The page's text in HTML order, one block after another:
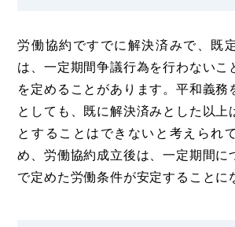
労働協約ですでに解決済みで、既
は、一定期間争議行為を行わないこ
を定めることがあります。平和義務
としても、既に解決済みとした以上
とすることはできないと考えられ
め、労働協約成立後は、一定期間に
で定めた労働条件が安定することに